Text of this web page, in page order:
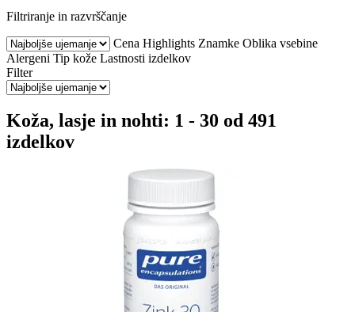
Filtriranje in razvrščanje
Cena Highlights Znamke Oblika vsebine
Alergeni Tip kože Lastnosti izdelkov
Filter
Koža, lasje in nohti: 1 - 30 od 491
izdelkov